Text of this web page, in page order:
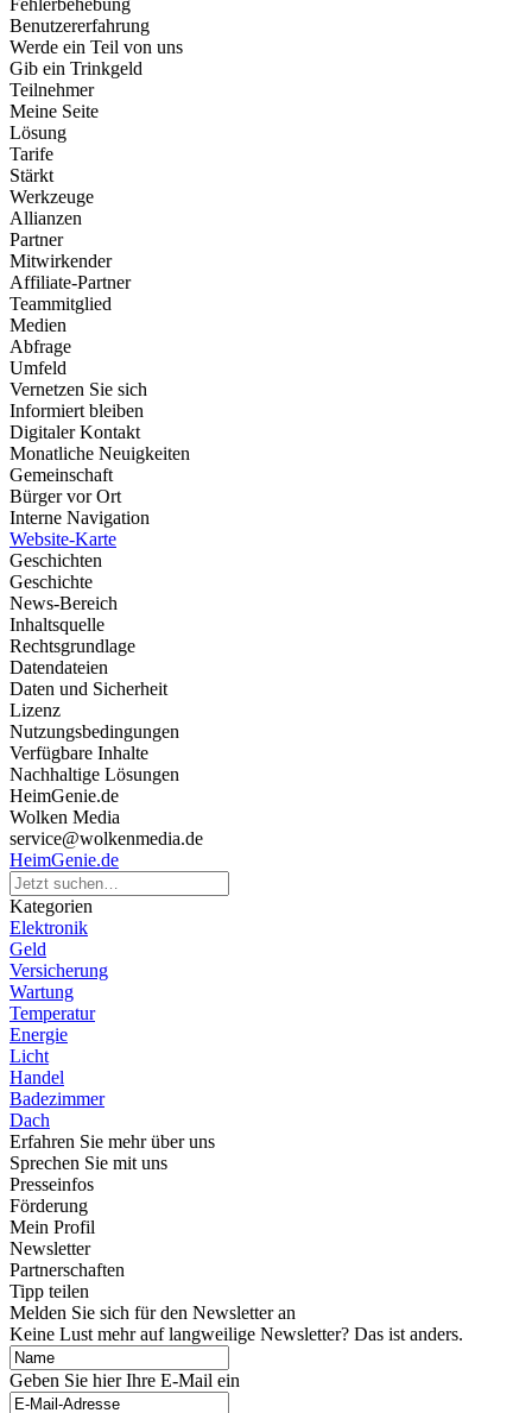
Fehlerbehebung
Benutzererfahrung
Werde ein Teil von uns
Gib ein Trinkgeld
Teilnehmer
Meine Seite
Lösung
Tarife
Stärkt
Werkzeuge
Allianzen
Partner
Mitwirkender
Affiliate-Partner
Teammitglied
Medien
Abfrage
Umfeld
Vernetzen Sie sich
Informiert bleiben
Digitaler Kontakt
Monatliche Neuigkeiten
Gemeinschaft
Bürger vor Ort
Interne Navigation
Website-Karte
Geschichten
Geschichte
News-Bereich
Inhaltsquelle
Rechtsgrundlage
Datendateien
Daten und Sicherheit
Lizenz
Nutzungsbedingungen
Verfügbare Inhalte
Nachhaltige Lösungen
HeimGenie.de
Wolken Media
service@wolkenmedia.de
HeimGenie.de
Kategorien
Elektronik
Geld
Versicherung
Wartung
Temperatur
Energie
Licht
Handel
Badezimmer
Dach
Erfahren Sie mehr über uns
Sprechen Sie mit uns
Presseinfos
Förderung
Mein Profil
Newsletter
Partnerschaften
Tipp teilen
Melden Sie sich für den Newsletter an
Keine Lust mehr auf langweilige Newsletter? Das ist anders.
Geben Sie hier Ihre E-Mail ein